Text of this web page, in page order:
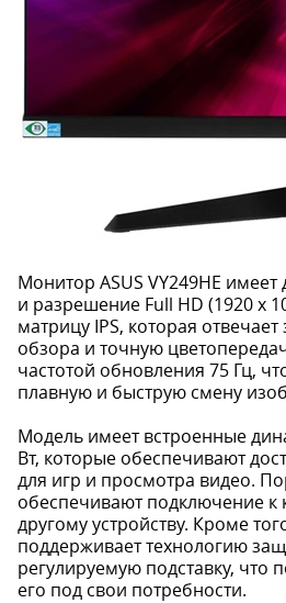
Монитор ASUS VY249HE
и разрешение Full HD (1920 x
матрицу IPS, которая
обзора и точную
частотой обновления 75 Гц,
плавную и быструю смену
Модель имеет встроенные
Вт, которые обеспечивают
для игр и просмотра видео.
обеспечивают подключение к
другому устройству. Кроме
поддерживает технологию
регулируемую подставку, что
его под свои потребности.